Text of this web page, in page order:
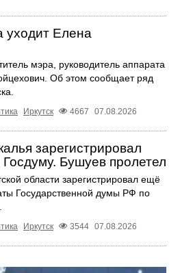
уходит Елена
мэра, руководитель аппарата
Об этом сообщает ряд
Иркутск 4667 07.08.2026
зарегистрировал
Бушуев пролетел
области зарегистрировал ещё
Государственной думы РФ по
Иркутск 3544 07.08.2026